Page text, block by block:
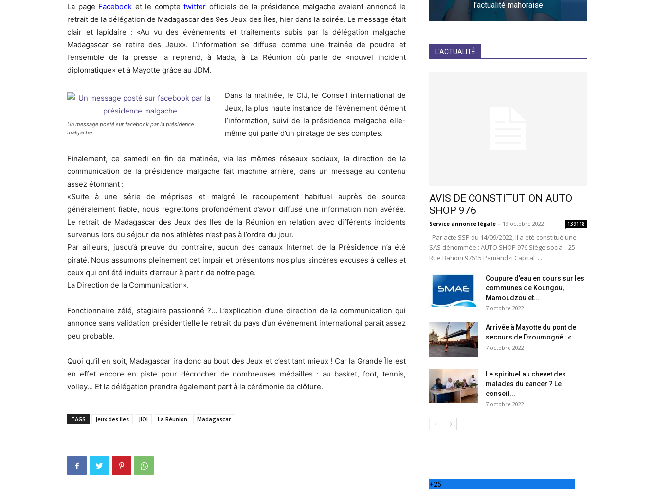
La page Facebook et le compte twitter officiels de la présidence malgache avaient annoncé le
retrait de la délégation de Madagascar des 9es Jeux des Îles, hier dans la soirée. Le message était
clair et lapidaire : «Au vu des événements et traitements subis par la délégation malgache
Madagascar se retire des Jeux». L’information se diffuse comme une trainée de poudre et
l’ensemble de la presse la reprend, à Mada, à La Réunion où parle de «nouvel incident
diplomatique» et à Mayotte grâce au JDM.
Un message posté sur facebook par la présidence
malgache
Dans la matinée, le CIJ, le Conseil international de
Jeux, la plus haute instance de l’événement dément
l’information, suivi de la présidence malgache elle-
même qui parle d’un piratage de ses comptes.
Finalement, ce samedi en fin de matinée, via les mêmes réseaux sociaux, la direction de la
communication de la présidence malgache fait machine arrière, dans un message au contenu
assez étonnant :
«Suite à une série de méprises et malgré le recoupement habituel auprès de source
généralement fiable, nous regrettons profondément d’avoir diffusé une information non avérée.
Le retrait de Madagascar des Jeux des Iles de la Réunion en relation avec différents incidents
survenus lors du séjour de nos athlètes n’est pas à l’ordre du jour.
Par ailleurs, jusqu’à preuve du contraire, aucun des canaux Internet de la Présidence n’a été
piraté. Nous assumons pleinement cet impair et présentons nos plus sincères excuses à celles et
ceux qui ont été induits d’erreur à partir de notre page.
La Direction de la Communication».
Fonctionnaire zélé, stagiaire passionné ?… L’explication d’une direction de la communication qui
annonce sans validation présidentielle le retrait du pays d’un événement international paraît assez
peu probable.
Quoi qu’il en soit, Madagascar ira donc au bout des Jeux et c’est tant mieux ! Car la Grande Île est
en effet encore en piste pour décrocher de nombreuses médailles : au basket, foot, tennis,
volley… Et la délégation prendra également part à la cérémonie de clôture.
TAGS Jeux des îles JIOI La Réunion Madagascar
l'actualité mahoraise
L'ACTUALITÉ
AVIS DE CONSTITUTION AUTO
SHOP 976
Service annonce légale - 19 octobre 2022 139118
Par acte SSP du 14/09/2022, il a été constitué une
SAS dénommée : AUTO SHOP 976 Siège social : 25
Rue Bahoni 97615 Pamandzi Capital :...
Coupure d’eau en cours sur les
communes de Koungou,
Mamoudzou et...
7 octobre 2022
Arrivée à Mayotte du pont de
secours de Dzoumogné : «...
7 octobre 2022
Le spirituel au chevet des
malades du cancer ? Le
conseil...
7 octobre 2022
+25